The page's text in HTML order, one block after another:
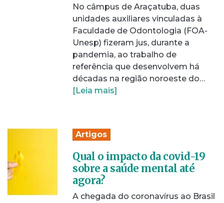
No câmpus de Araçatuba, duas
unidades auxiliares vinculadas à
Faculdade de Odontologia (FOA-
Unesp) fizeram jus, durante a
pandemia, ao trabalho de
referência que desenvolvem há
décadas na região noroeste do…
[Leia mais]
Artigos
Qual o impacto da covid-19
sobre a saúde mental até
agora?
A chegada do coronavírus ao Brasil